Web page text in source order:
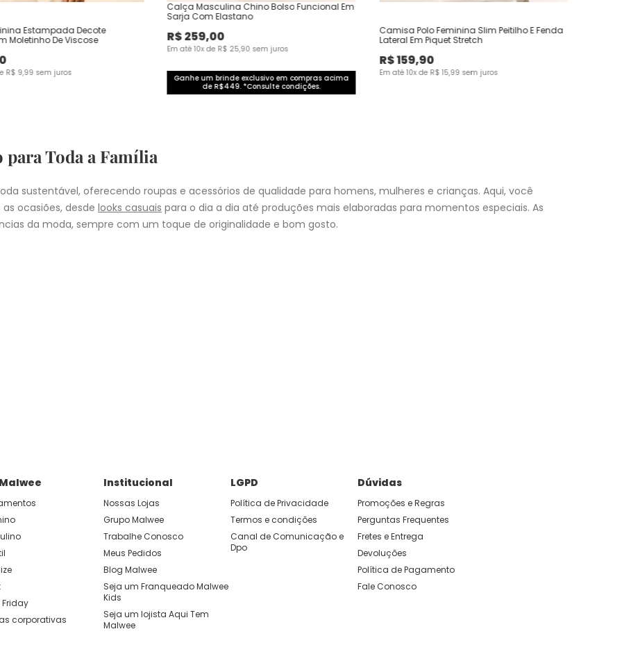
Estampada Decote
Moletinho De Viscose
R$ 9,99 sem juros
Calça Masculina Chino Bolso Funcional Em
Sarja Com Elastano
R$259,00
Em até10x de R$ 25,90 sem juros
Ganhe um brinde exclusivo em compras acima
de R$449. *Consulte condições.
Camisa Polo Feminina Slim Peitilho E Fenda
Lateral Em Piquet Stretch
R$159,90
Em até10x de R$ 15,99 sem juros
para Toda a Família
sustentável, oferecendo roupas e acessórios de qualidade para homens, mulheres e crianças. Aqui, você
ocasiões, desde looks casuais para o dia a dia até produções mais elaboradas para momentos especiais. As
da moda, sempre com um toque de originalidade e bom gosto.
corporativas
Institucional
Nossas Lojas
Grupo Malwee
Trabalhe Conosco
Meus Pedidos
Blog Malwee
Seja um Franqueado Malwee
Kids
Seja um lojista Aqui Tem
Malwee
LGPD
Política de Privacidade
Termos e condições
Canal de Comunicação e
Dpo
Dúvidas
Promoções e Regras
Perguntas Frequentes
Fretes e Entrega
Devoluções
Política de Pagamento
Fale Conosco